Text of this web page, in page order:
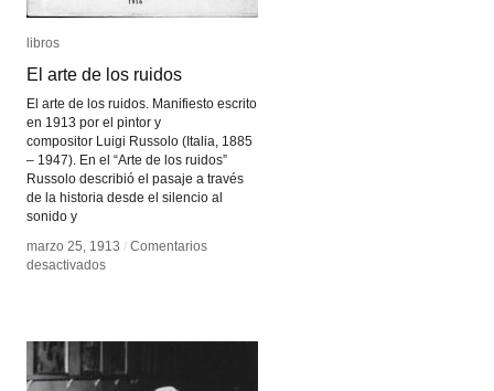
libros
El arte de los ruidos
El arte de los ruidos. Manifiesto escrito
en 1913 por el pintor y
compositor Luigi Russolo (Italia, 1885
– 1947). En el “Arte de los ruidos”
Russolo describió el pasaje a través
de la historia desde el silencio al
sonido y
marzo 25, 1913 / Comentarios
desactivadosen
los
libros
El arte de los ruidos
marzo 25, 1913 / Comentarios
desactivadosen
los